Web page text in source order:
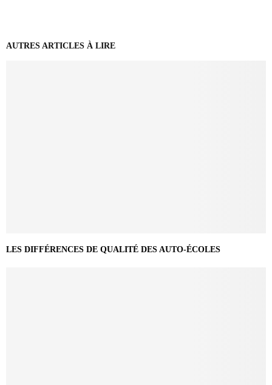
AUTRES ARTICLES À LIRE
LES DIFFÉRENCES DE QUALITÉ DES AUTO-ÉCOLES